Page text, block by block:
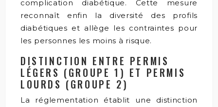
complication diabétique. Cette mesure
reconnaît enfin la diversité des profils
diabétiques et allège les contraintes pour
les personnes les moins à risque.
DISTINCTION ENTRE PERMIS
LÉGERS (GROUPE 1) ET PERMIS
LOURDS (GROUPE 2)
La réglementation établit une distinction